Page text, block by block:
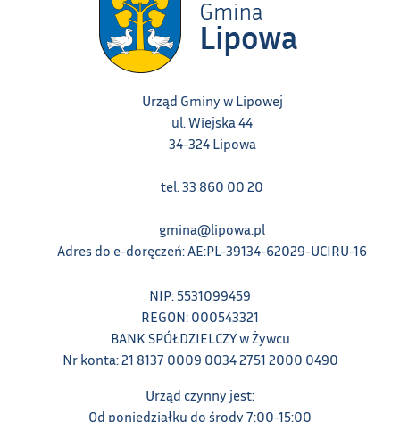
Urząd Gminy w Lipowej
ul. Wiejska 44
34-324 Lipowa
tel. 33 860 00 20
gmina@lipowa.pl
Adres do e-doręczeń: AE:PL-39134-62029-UCIRU-16
NIP: 5531099459
REGON: 000543321
BANK SPÓŁDZIELCZY w Żywcu
Nr konta: 21 8137 0009 0034 2751 2000 0490
Urząd czynny jest:
Od poniedziałku do środy 7:00-15:00